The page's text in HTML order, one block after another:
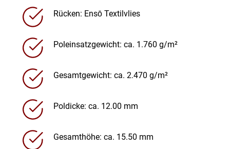
Rücken: Ensō Textilvlies
Poleinsatzgewicht: ca. 1.760 g/m²
Gesamtgewicht: ca. 2.470 g/m²
Poldicke: ca. 12.00 mm
Gesamthöhe: ca. 15.50 mm